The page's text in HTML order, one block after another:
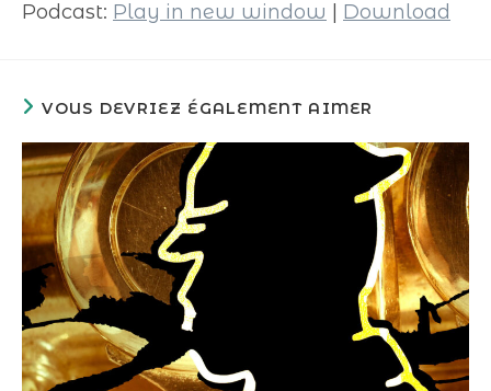
Podcast: Play in new window Download
VOUS DEVRIEZ ÉGALEMENT AIMER